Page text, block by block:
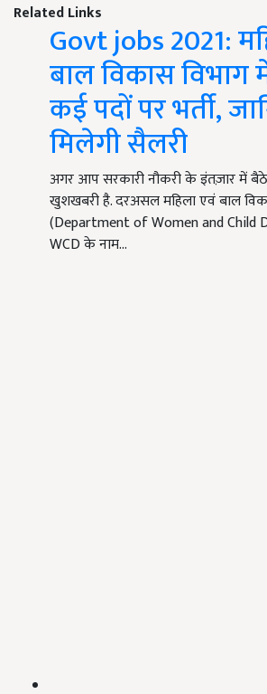
Related Links
Govt jobs 2021:
बाल विकास विभाग
कई पदों पर भर्ती,
मिलेगी सैलरी
अगर आप सरकारी नौकरी के इंतज़ार में
खुशखबरी है. दरअसल महिला एवं बाल
(Department of Women and Child
WCD के नाम…